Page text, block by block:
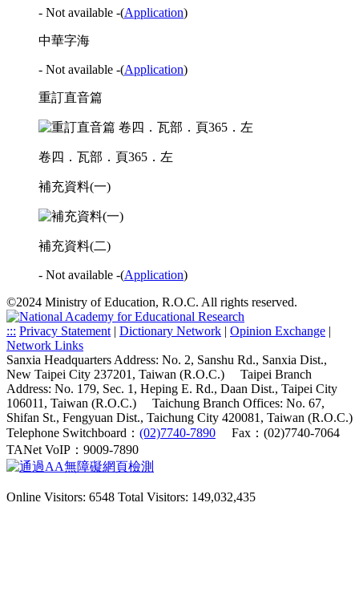
- Not available -(Application)
中華字海
- Not available -(Application)
重訂直音篇
卷四．瓦部．頁365．左
補充資料(一)
補充資料(二)
- Not available -(Application)
©2024 Ministry of Education, R.O.C. All rights reserved.
::: Privacy Statement| Dictionary Network | Opinion Exchange |
Network Links
Sanxia Headquarters Address: No. 2, Sanshu Rd., Sanxia Dist.,
New Taipei City 237201, Taiwan (R.O.C.)
Taipei Branch
Address: No. 179, Sec. 1, Heping E. Rd., Daan Dist., Taipei City
106011, Taiwan (R.O.C.)
Taichung Branch Offices: No. 67,
Shifan St., Fengyuan Dist., Taichung City 420081, Taiwan (R.O.C.)
Telephone Switchboard： (02)7740-7890
Fax：(02)7740-7064
TANet VoIP：9009-7890
Online Visitors: 6548 Total Visitors: 149,032,435